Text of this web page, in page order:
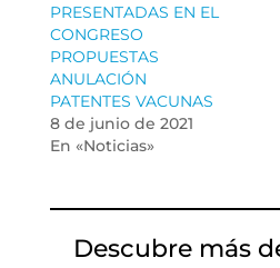
PRESENTADAS EN EL
CONGRESO
PROPUESTAS
ANULACIÓN
PATENTES VACUNAS
8 de junio de 2021
En «Noticias»
Descubre más